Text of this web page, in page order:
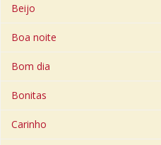
Beijo
Boa noite
Bom dia
Bonitas
Carinho